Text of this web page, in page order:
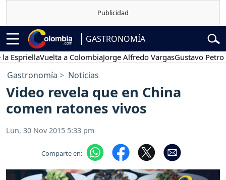
GASTRONOMÍA
Vuelta a ColombiaJorge Alfredo VargasGustavo Petro
Gastronomía Noticias
Video revela que en China
comen ratones vivos
Lun, 30 Nov 2015 5:33 pm
Comparte en: